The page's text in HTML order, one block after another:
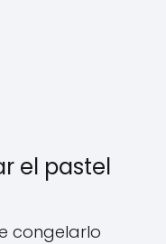
el pastel
congelarlo